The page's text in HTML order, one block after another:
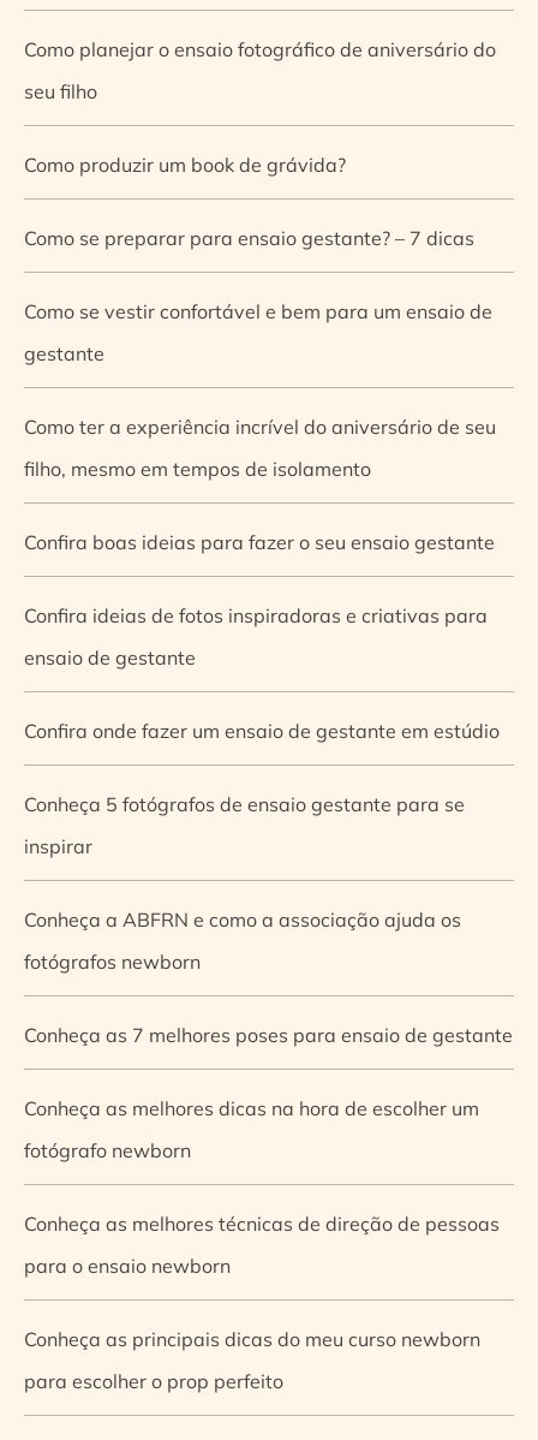
Como planejar o ensaio fotográfico de aniversário do
seu filho
Como produzir um book de grávida?
Como se preparar para ensaio gestante? – 7 dicas
Como se vestir confortável e bem para um ensaio de
gestante
Como ter a experiência incrível do aniversário de seu
filho, mesmo em tempos de isolamento
Confira boas ideias para fazer o seu ensaio gestante
Confira ideias de fotos inspiradoras e criativas para
ensaio de gestante
Confira onde fazer um ensaio de gestante em estúdio
Conheça 5 fotógrafos de ensaio gestante para se
inspirar
Conheça a ABFRN e como a associação ajuda os
fotógrafos newborn
Conheça as 7 melhores poses para ensaio de gestante
Conheça as melhores dicas na hora de escolher um
fotógrafo newborn
Conheça as melhores técnicas de direção de pessoas
para o ensaio newborn
Conheça as principais dicas do meu curso newborn
para escolher o prop perfeito